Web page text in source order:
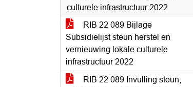
culturele infrastructuur 2022
RIB 22 089 Bijlage
Subsidielijst steun herstel en
vernieuwing lokale culturele
infrastructuur 2022
RIB 22 089 Invulling steun,